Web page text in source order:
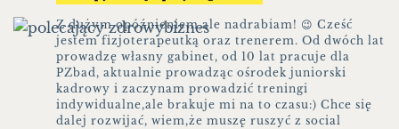
Z dużym opóźnieniem,ale nadrabiam! 😉 Cześć
jestem fizjoterapeutką oraz trenerem. Od dwóch lat
prowadzę własny gabinet, od 10 lat pracuje dla
PZbad, aktualnie prowadząc ośrodek juniorski
kadrowy i zaczynam prowadzić treningi
indywidualne,ale brakuje mi na to czasu:) Chce się
dalej rozwijać, wiem,że muszę ruszyć z social